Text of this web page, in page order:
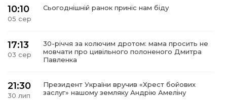
10:10
05 сер
Сьогоднішній ранок приніс нам біду
17:13
03 сер
30-річчя за колючим дротом: мама просить не
мовчати про цивільного полоненого Дмитра
Павленка
21:30
30 лип
Президент України вручив «Хрест бойових
заслуг» нашому земляку Андрію Амеліну